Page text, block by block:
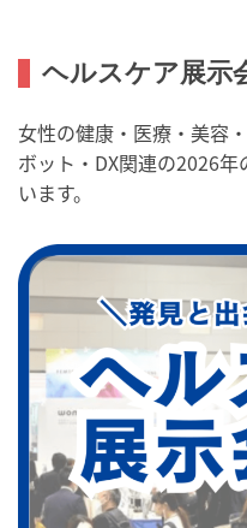
ヘルスケア展示
女性の健康・医療・美容
ボット・DX関連の2026
います。